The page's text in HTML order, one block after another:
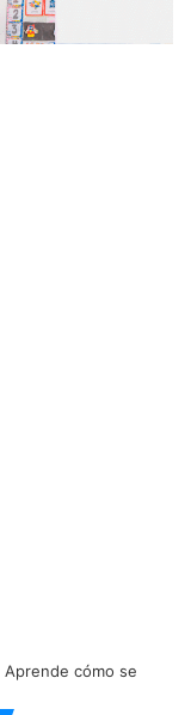
Aprende cómo se